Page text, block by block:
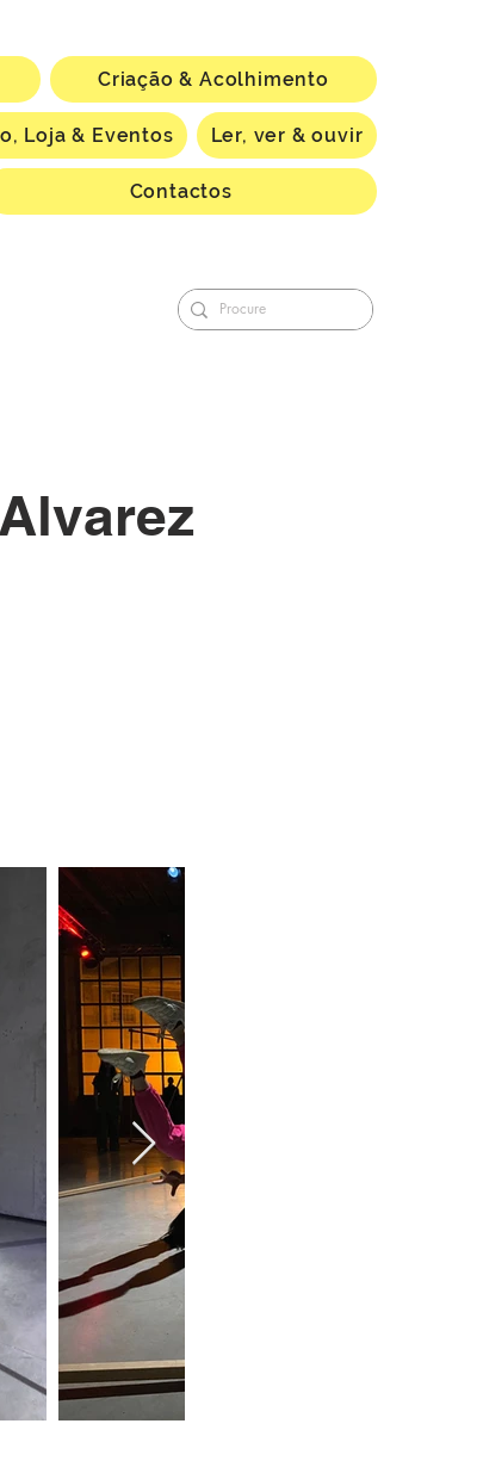
Criação & Acolhimento
Loja & Eventos Ler, ver & ouvir
Contactos